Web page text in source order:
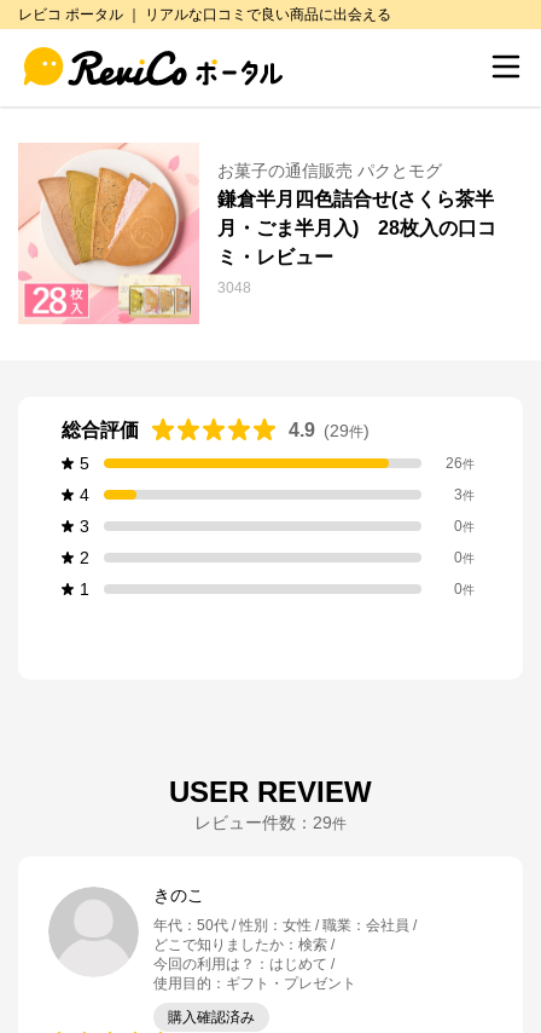
レビコ ポータル ｜ リアルな口コミで良い商品に出会える
お菓子の通信販売 パクとモグ
鎌倉半月四色詰合せ(さくら茶半
月・ごま半月入) 28枚入の口コ
ミ・レビュー
3048
総合評価 4.9 (29件)
5
26件
4 3件
3 0件
2 0件
1 0件
USER REVIEW
レビュー件数： 29件
きのこ
年代 ： 50代 性別 ： 女性 職業 ： 会社員
どこで知りましたか ： 検索
今回の利用は？ ： はじめて
使用目的 ： ギフト・プレゼント
購入確認済み